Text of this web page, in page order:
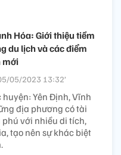
Hóa: Giới thiệu tiềm
du lịch và các điểm
mới
05/2023 13:32’
huyện: Yên Định, Vĩnh
địa phương có tài
với nhiều di tích,
tạo nên sự khác biệt